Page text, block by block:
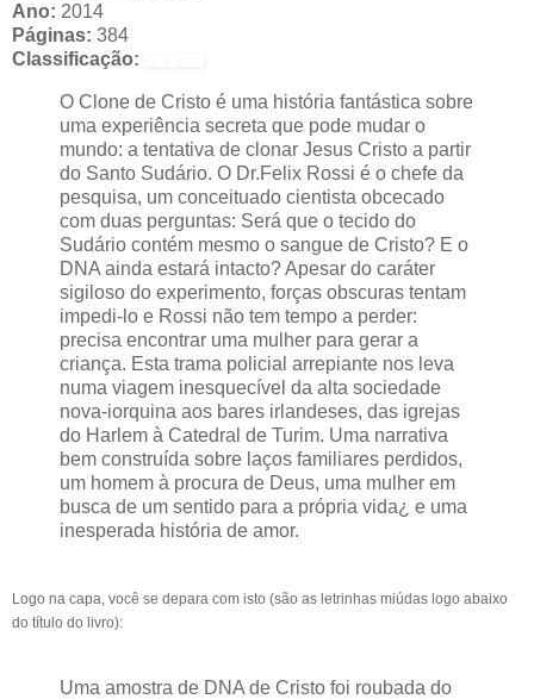
Ano: 2014
Páginas: 384
Classificação:
O Clone de Cristo é uma história fantástica sobre
uma experiência secreta que pode mudar o
mundo: a tentativa de clonar Jesus Cristo a partir
do Santo Sudário. O Dr.Felix Rossi é o chefe da
pesquisa, um conceituado cientista obcecado
com duas perguntas: Será que o tecido do
Sudário contém mesmo o sangue de Cristo? E o
DNA ainda estará intacto? Apesar do caráter
sigiloso do experimento, forças obscuras tentam
impedi-lo e Rossi não tem tempo a perder:
precisa encontrar uma mulher para gerar a
criança. Esta trama policial arrepiante nos leva
numa viagem inesquecível da alta sociedade
nova-iorquina aos bares irlandeses, das igrejas
do Harlem à Catedral de Turim. Uma narrativa
bem construída sobre laços familiares perdidos,
um homem à procura de Deus, uma mulher em
busca de um sentido para a própria vida¿ e uma
inesperada história de amor.
Logo na capa, você se depara com isto (são as letrinhas miúdas logo abaixo
do título do livro):
Uma amostra de DNA de Cristo foi roubada do